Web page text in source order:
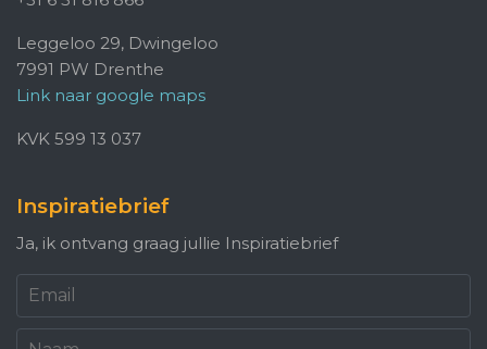
Leggeloo 29, Dwingeloo
7991 PW Drenthe
Link naar google maps
KVK 599 13 037
Inspiratiebrief
Ja, ik ontvang graag jullie Inspiratiebrief